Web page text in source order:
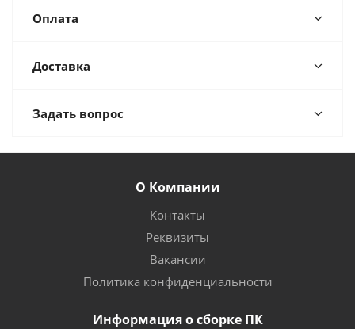
Оплата
Доставка
Задать вопрос
О Компании
Контакты
Реквизиты
Вакансии
Политика конфиденциальности
Информация о сборке ПК